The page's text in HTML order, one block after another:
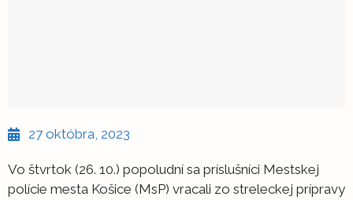
27 októbra, 2023
Vo štvrtok (26. 10.) popoludní sa príslušníci Mestskej
polície mesta Košice (MsP) vracali zo streleckej prípravy